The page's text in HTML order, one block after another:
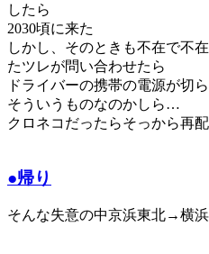
したら
2030頃に来た
しかし、そのときも不在で不
たツレが問い合わせたら
ドライバーの携帯の電源が切
そういうものなのかしら…
クロネコだったらそっから再
●帰り
そんな失意の中京浜東北→横